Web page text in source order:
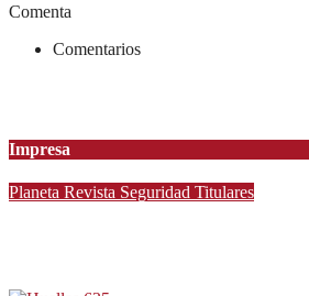
Comenta
Comentarios
Impresa
Planeta Revista Seguridad Titulares